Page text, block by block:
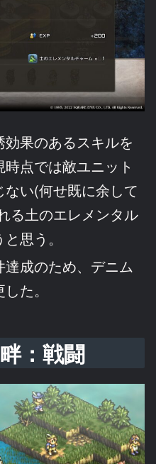
果のあるスキルを
点では敵ユニット
い(何せ既に余して
る土のエレメンタル
思う。
成のため、デニム
た。
：戦闘